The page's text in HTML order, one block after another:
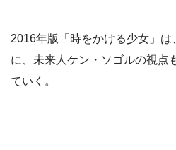
2016年版「時をかける少女」は
に、未来人ケン・ソゴルの視点
ていく。